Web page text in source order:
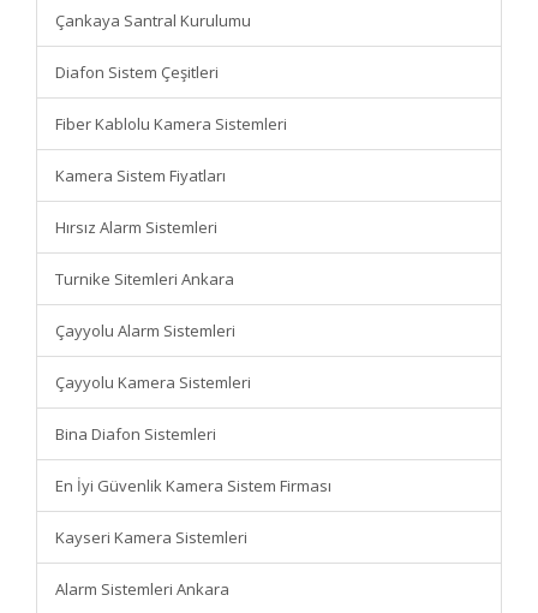
Çankaya Santral Kurulumu
Diafon Sistem Çeşitleri
Fiber Kablolu Kamera Sistemleri
Kamera Sistem Fiyatları
Hırsız Alarm Sistemleri
Turnike Sitemleri Ankara
Çayyolu Alarm Sistemleri
Çayyolu Kamera Sistemleri
Bina Diafon Sistemleri
En İyi Güvenlik Kamera Sistem Firması
Kayseri Kamera Sistemleri
Alarm Sistemleri Ankara